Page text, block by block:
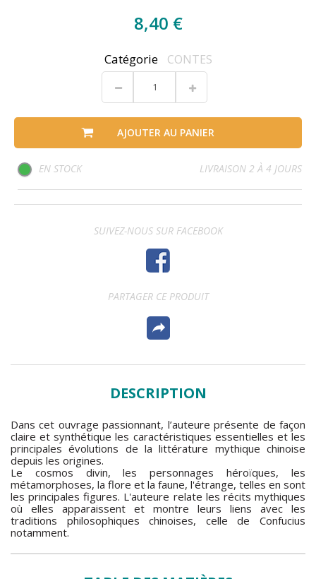
8,40 €
Catégorie CONTES
AJOUTER AU PANIER
EN STOCK LIVRAISON 2 À 4 JOURS
SUIVEZ-NOUS SUR FACEBOOK
PARTAGER CE PRODUIT
DESCRIPTION
Dans cet ouvrage passionnant, l’auteure présente de façon
claire et synthétique les caractéristiques essentielles et les
principales évolutions de la littérature mythique chinoise
depuis les origines.
Le cosmos divin, les personnages héroïques, les
métamorphoses, la flore et la faune, l'étrange, telles en sont
les principales figures. L'auteure relate les récits mythiques
où elles apparaissent et montre leurs liens avec les
traditions philosophiques chinoises, celle de Confucius
notamment.